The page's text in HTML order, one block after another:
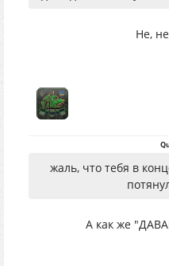
Не,
жаль, что тебя в
А как же